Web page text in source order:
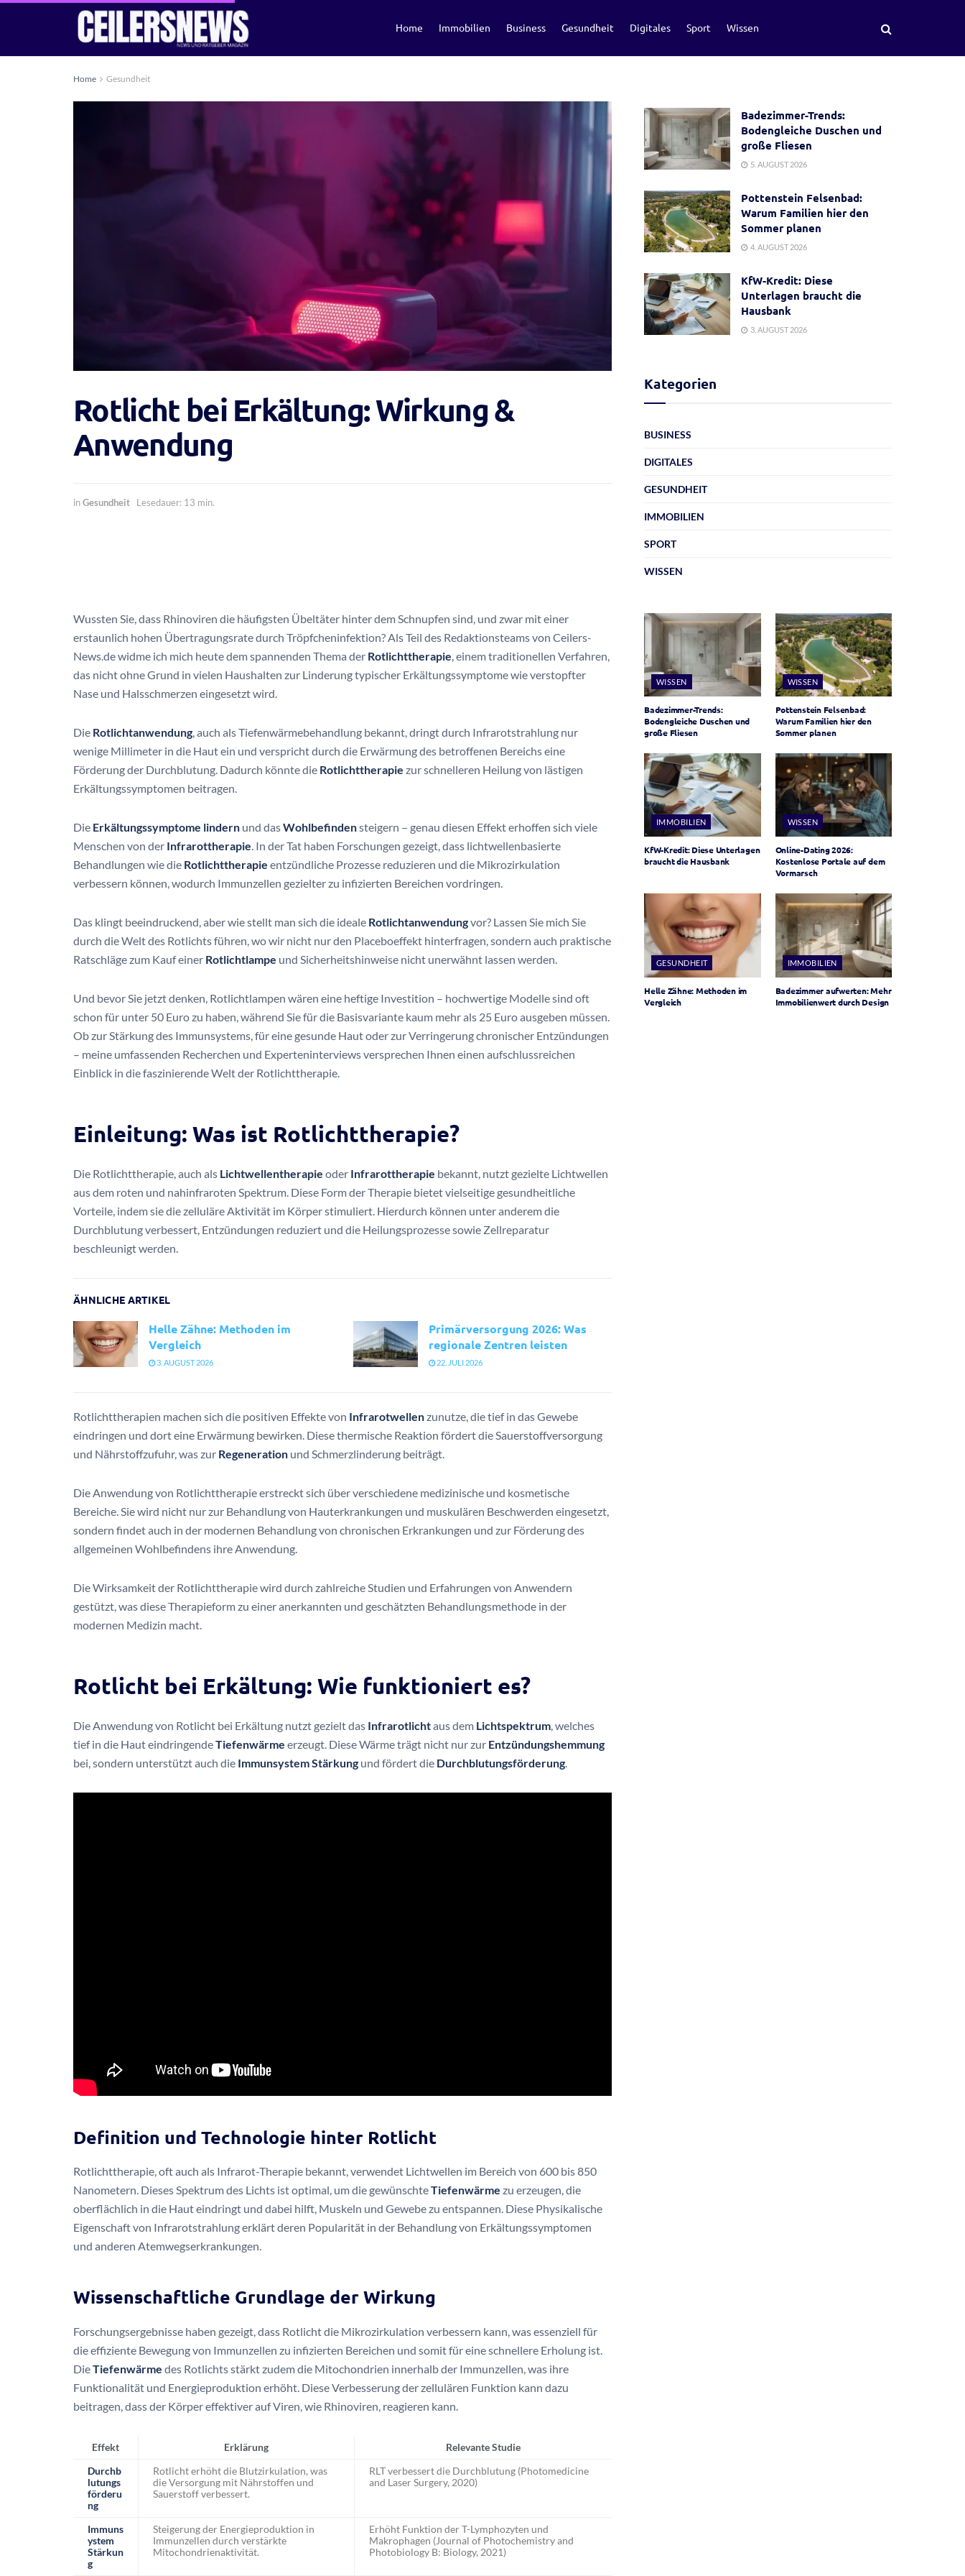
Home Immobilien Business Gesundheit Digitales Sport Wissen
Home Gesundheit
Rotlicht bei Erkältung: Wirkung &
Anwendung
inGesundheit Lesedauer: 13 min.
Wussten Sie, dass Rhinoviren die häufigsten Übeltäter hinter dem Schnupfen sind, und zwar mit einer
erstaunlich hohen Übertragungsrate durch Tröpfcheninfektion? Als Teil des Redaktionsteams von Ceilers-
News.de widme ich mich heute dem spannenden Thema der Rotlichttherapie, einem traditionellen Verfahren,
das nicht ohne Grund in vielen Haushalten zur Linderung typischer Erkältungssymptome wie verstopfter
Nase und Halsschmerzen eingesetzt wird.
Die Rotlichtanwendung, auch als Tiefenwärmebehandlung bekannt, dringt durch Infrarotstrahlung nur
wenige Millimeter in die Haut ein und verspricht durch die Erwärmung des betroffenen Bereichs eine
Förderung der Durchblutung. Dadurch könnte die Rotlichttherapie zur schnelleren Heilung von lästigen
Erkältungssymptomen beitragen.
Die Erkältungssymptome lindern und dasWohlbefindensteigern – genau diesen Effekt erhoffen sich viele
Menschen von der Infrarottherapie. In der Tat haben Forschungen gezeigt, dass lichtwellenbasierte
Behandlungen wie die Rotlichttherapie entzündliche Prozesse reduzieren und die Mikrozirkulation
verbessern können, wodurch Immunzellen gezielter zu infizierten Bereichen vordringen.
Das klingt beeindruckend, aber wie stellt man sich die ideale Rotlichtanwendungvor? Lassen Sie mich Sie
durch die Welt des Rotlichts führen, wo wir nicht nur den Placeboeffekt hinterfragen, sondern auch praktische
Ratschläge zum Kauf einer Rotlichtlampe und Sicherheitshinweise nicht unerwähnt lassen werden.
Und bevor Sie jetzt denken, Rotlichtlampen wären eine heftige Investition – hochwertige Modelle sind oft
schon für unter 50 Euro zu haben, während Sie für die Basisvariante kaum mehr als 25 Euro ausgeben müssen.
Ob zur Stärkung des Immunsystems, für eine gesunde Haut oder zur Verringerung chronischer Entzündungen
– meine umfassenden Recherchen und Experteninterviews versprechen Ihnen einen aufschlussreichen
Einblick in die faszinierende Welt der Rotlichttherapie.
Einleitung: Was ist Rotlichttherapie?
Die Rotlichttherapie, auch als Lichtwellentherapie oder Infrarottherapie bekannt, nutzt gezielte Lichtwellen
aus dem roten und nahinfraroten Spektrum. Diese Form der Therapie bietet vielseitige gesundheitliche
Vorteile, indem sie die zelluläre Aktivität im Körper stimuliert. Hierdurch können unter anderem die
Durchblutung verbessert, Entzündungen reduziert und die Heilungsprozesse sowie Zellreparatur
beschleunigt werden.
ÄHNLICHE ARTIKEL
Helle Zähne: Methoden im
Vergleich
3. AUGUST 2026
Primärversorgung 2026: Was
regionale Zentren leisten
22. JULI 2026
Rotlichttherapien machen sich die positiven Effekte von Infrarotwellenzunutze, die tief in das Gewebe
eindringen und dort eine Erwärmung bewirken. Diese thermische Reaktion fördert die Sauerstoffversorgung
und Nährstoffzufuhr, was zur Regeneration und Schmerzlinderung beiträgt.
Die Anwendung von Rotlichttherapie erstreckt sich über verschiedene medizinische und kosmetische
Bereiche. Sie wird nicht nur zur Behandlung von Hauterkrankungen und muskulären Beschwerden eingesetzt,
sondern findet auch in der modernen Behandlung von chronischen Erkrankungen und zur Förderung des
allgemeinen Wohlbefindens ihre Anwendung.
Die Wirksamkeit der Rotlichttherapie wird durch zahlreiche Studien und Erfahrungen von Anwendern
gestützt, was diese Therapieform zu einer anerkannten und geschätzten Behandlungsmethode in der
modernen Medizin macht.
Rotlicht bei Erkältung: Wie funktioniert es?
Die Anwendung von Rotlicht bei Erkältung nutzt gezielt das Infrarotlichtaus dem Lichtspektrum, welches
tief in die Haut eindringendeTiefenwärme erzeugt. Diese Wärme trägt nicht nur zur Entzündungshemmung
bei, sondern unterstützt auch die Immunsystem Stärkung und fördert die Durchblutungsförderung.
Definition und Technologie hinter Rotlicht
Rotlichttherapie, oft auch als Infrarot-Therapie bekannt, verwendet Lichtwellen im Bereich von 600 bis 850
Nanometern. Dieses Spektrum des Lichts ist optimal, um die gewünschteTiefenwärme zu erzeugen, die
oberflächlich in die Haut eindringt und dabei hilft, Muskeln und Gewebe zu entspannen. Diese Physikalische
Eigenschaft von Infrarotstrahlung erklärt deren Popularität in der Behandlung von Erkältungssymptomen
und anderen Atemwegserkrankungen.
Wissenschaftliche Grundlage der Wirkung
Forschungsergebnisse haben gezeigt, dass Rotlicht die Mikrozirkulation verbessern kann, was essenziell für
die effiziente Bewegung von Immunzellen zu infizierten Bereichen und somit für eine schnellere Erholung ist.
DieTiefenwärme des Rotlichts stärkt zudem die Mitochondrien innerhalb der Immunzellen, was ihre
Funktionalität und Energieproduktion erhöht. Diese Verbesserung der zellulären Funktion kann dazu
beitragen, dass der Körper effektiver auf Viren, wie Rhinoviren, reagieren kann.
Effekt Erklärung Relevante Studie
Durchb
lutungs
förderu
ng
Rotlicht erhöht die Blutzirkulation, was
die Versorgung mit Nährstoffen und
Sauerstoff verbessert.
RLT verbessert die Durchblutung (Photomedicine
and Laser Surgery, 2020)
Immuns
ystem
Stärkun
g
Steigerung der Energieproduktion in
Immunzellen durch verstärkte
Mitochondrienaktivität.
Erhöht Funktion der T-Lymphozyten und
Makrophagen (Journal of Photochemistry and
Photobiology B: Biology, 2021)
Badezimmer-Trends:
Bodengleiche Duschen und
große Fliesen
5. AUGUST 2026
Pottenstein Felsenbad:
Warum Familien hier den
Sommer planen
4. AUGUST 2026
KfW-Kredit: Diese
Unterlagen braucht die
Hausbank
3. AUGUST 2026
Kategorien
BUSINESS
DIGITALES
GESUNDHEIT
IMMOBILIEN
SPORT
WISSEN
WISSEN
Badezimmer-Trends:
Bodengleiche Duschen und
große Fliesen
WISSEN
Pottenstein Felsenbad:
Warum Familien hier den
Sommer planen
IMMOBILIEN
KfW-Kredit: Diese Unterlagen
braucht die Hausbank
WISSEN
Online-Dating 2026:
Kostenlose Portale auf dem
Vormarsch
GESUNDHEIT
Helle Zähne: Methoden im
Vergleich
IMMOBILIEN
Badezimmer aufwerten: Mehr
Immobilienwert durch Design